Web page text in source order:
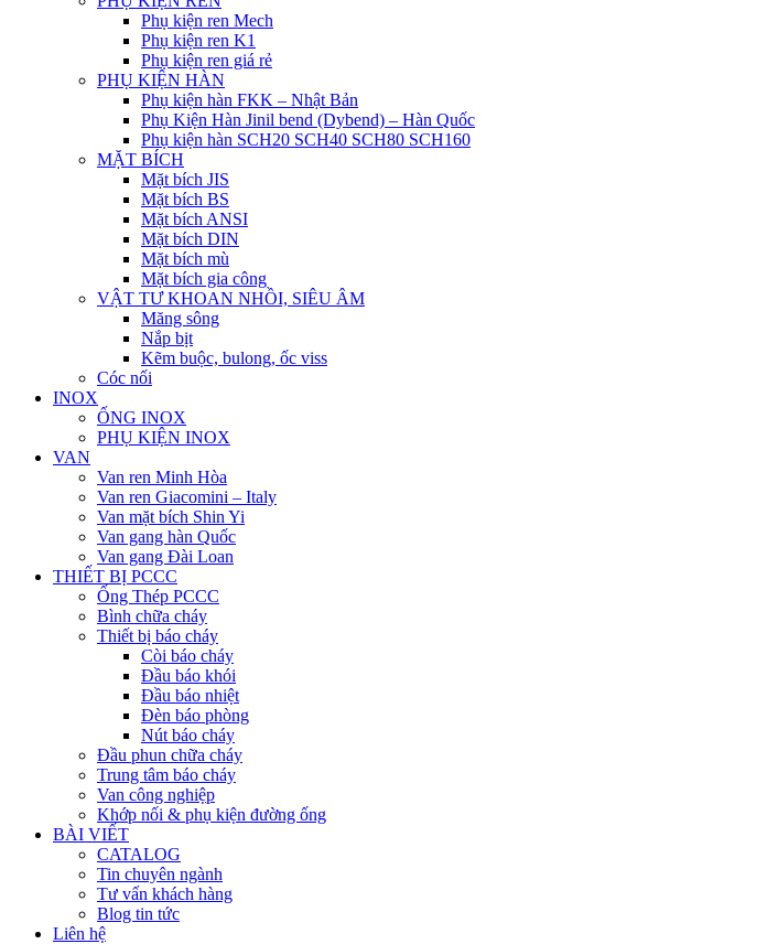
Phụ kiện ren Mech
Phụ kiện ren K1
Phụ kiện ren giá rẻ
PHỤ KIỆN HÀN
Phụ kiện hàn FKK – Nhật Bản
Phụ Kiện Hàn Jinil bend (Dybend) – Hàn Quốc
Phụ kiện hàn SCH20 SCH40 SCH80 SCH160
MẶT BÍCH
Mặt bích JIS
Mặt bích BS
Mặt bích ANSI
Mặt bích DIN
Mặt bích mù
Mặt bích gia công
VẬT TƯ KHOAN NHỒI, SIÊU ÂM
Măng sông
Nắp bịt
Kẽm buộc, bulong, ốc viss
Cóc nối
INOX
ỐNG INOX
PHỤ KIỆN INOX
VAN
Van ren Minh Hòa
Van ren Giacomini – Italy
Van mặt bích Shin Yi
Van gang hàn Quốc
Van gang Đài Loan
THIẾT BỊ PCCC
Ống Thép PCCC
Bình chữa cháy
Thiết bị báo cháy
Còi báo cháy
Đầu báo khói
Đầu báo nhiệt
Đèn báo phòng
Nút báo cháy
Đầu phun chữa cháy
Trung tâm báo cháy
Van công nghiệp
Khớp nối & phụ kiện đường ống
BÀI VIẾT
CATALOG
Tin chuyên ngành
Tư vấn khách hàng
Blog tin tức
Liên hệ